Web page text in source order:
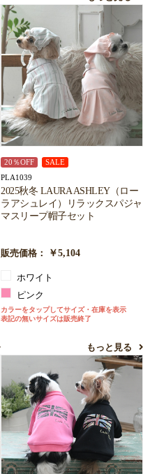
20％OFF SALE
PLA1039
2025秋冬 LAURA ASHLEY（ロー
ラアシュレイ）リラックスパジャ
マスリープ帽子セット
販売価格： ￥5,104
ホワイト
ピンク
カラーをタップしてサイズ・在庫を表示
表記の無いサイズは販売終了
もっと見る